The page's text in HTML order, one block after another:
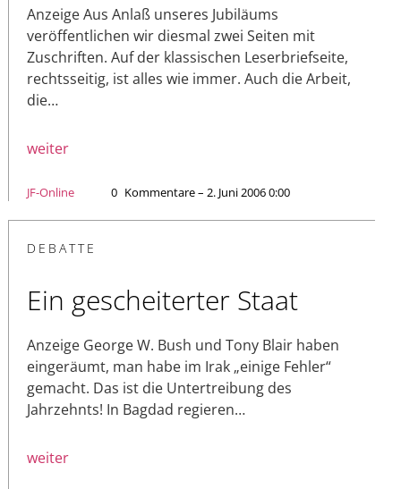
Anzeige Aus Anlaß unseres Jubiläums
veröffentlichen wir diesmal zwei Seiten mit
Zuschriften. Auf der klassischen Leserbriefseite,
rechtsseitig, ist alles wie immer. Auch die Arbeit,
die…
weiter
JF-Online 0 Kommentare – 2. Juni 2006 0:00
DEBATTE
Ein gescheiterter Staat
Anzeige George W. Bush und Tony Blair haben
eingeräumt, man habe im Irak „einige Fehler“
gemacht. Das ist die Untertreibung des
Jahrzehnts! In Bagdad regieren…
weiter